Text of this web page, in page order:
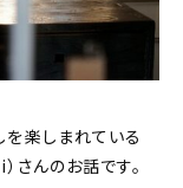
を楽しまれている
さんのお話です。